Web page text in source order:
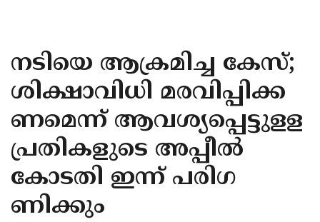
KANNUR
KASARAGOD
നടിയെ ആക്രമിച്ച കേസ്;
ശിക്ഷാവിധി മരവിപ്പിക്ക
ണമെന്ന് ആവശ്യപ്പെട്ടുളള
പ്രതികളുടെ അപ്പീൽ
കോടതി ഇന്ന് പരിഗ
ണിക്കും